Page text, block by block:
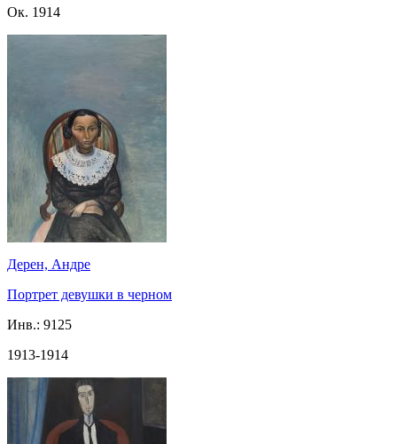
Ок. 1914
Дерен, Андре
Портрет девушки в черном
Инв.: 9125
1913-1914